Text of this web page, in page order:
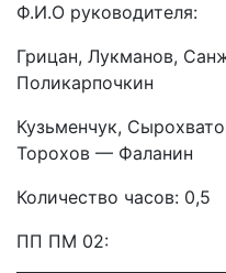
Ф.И.О руководителя:
Грицан, Лукманов,
Поликарпочкин
Кузьменчук,
Торохов — Фаланин
Количество часов: 0,5
ПП ПМ 02: